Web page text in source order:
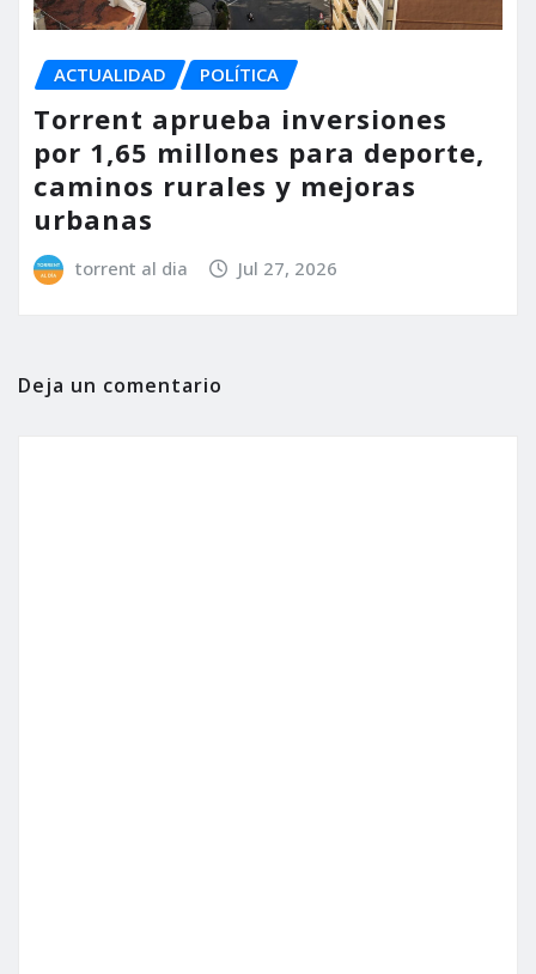
ACTUALIDAD POLÍTICA
Torrent aprueba inversiones
por 1,65 millones para deporte,
caminos rurales y mejoras
urbanas
torrent al dia Jul 27, 2026
Deja un comentario